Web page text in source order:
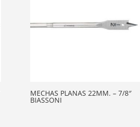
MECHAS PLANAS 22MM. – 7/8″
BIASSONI